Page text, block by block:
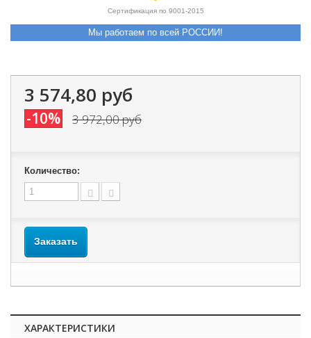
Сертификация по 9001-2015
Мы работаем по всей РОССИИ!
3 574,80 руб
-10% 3 972,00 руб
Количество:
Заказать
ХАРАКТЕРИСТИКИ